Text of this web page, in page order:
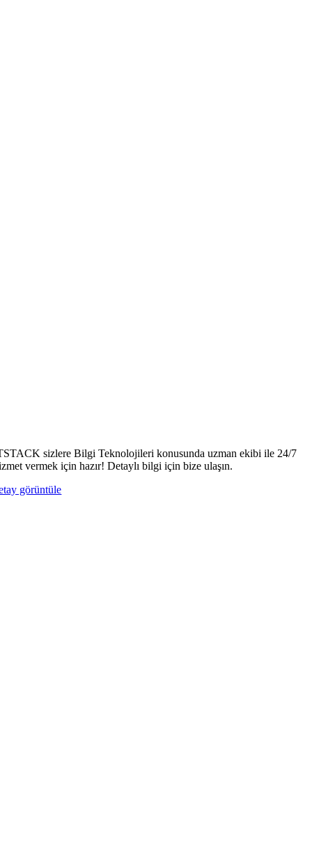
sizlere Bilgi Teknolojileri konusunda uzman ekibi ile 24/7
vermek için hazır! Detaylı bilgi için bize ulaşın.
görüntüle